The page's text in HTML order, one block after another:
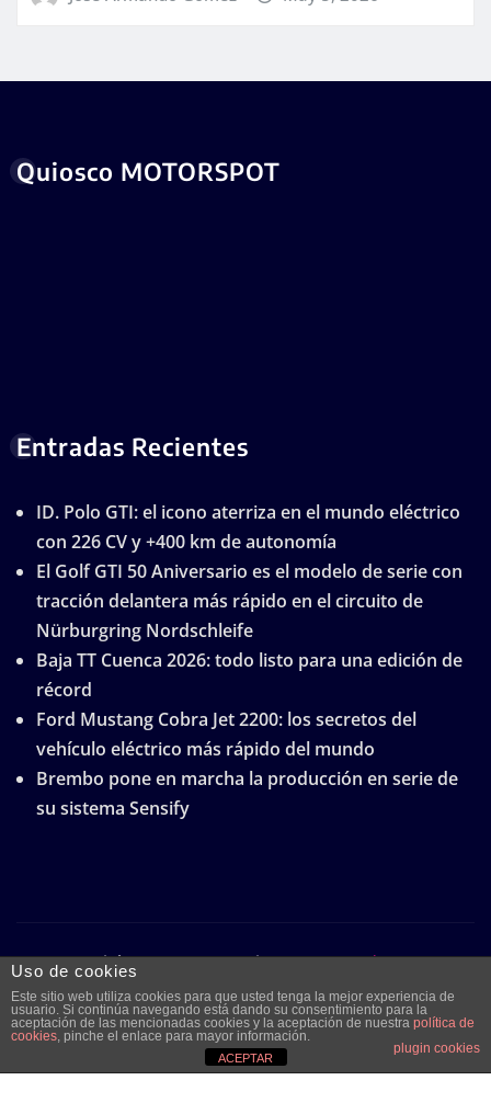
Quiosco MOTORSPOT
Entradas Recientes
ID. Polo GTI: el icono aterriza en el mundo eléctrico
con 226 CV y +400 km de autonomía
El Golf GTI 50 Aniversario es el modelo de serie con
tracción delantera más rápido en el circuito de
Nürburgring Nordschleife
Baja TT Cuenca 2026: todo listo para una edición de
récord
Ford Mustang Cobra Jet 2200: los secretos del
vehículo eléctrico más rápido del mundo
Brembo pone en marcha la producción en serie de
su sistema Sensify
Copyright © 2026 | Funciona conWordPress|
Frankfurt Newspor ThemeArile
Aviso legal y
Publicidad Contacto
Uso de cookies
Este sitio web utiliza cookies para que usted tenga la mejor experiencia de
usuario. Si continúa navegando está dando su consentimiento para la
aceptación de las mencionadas cookies y la aceptación de nuestra política de
cookies, pinche el enlace para mayor información.
plugin cookies
ACEPTAR